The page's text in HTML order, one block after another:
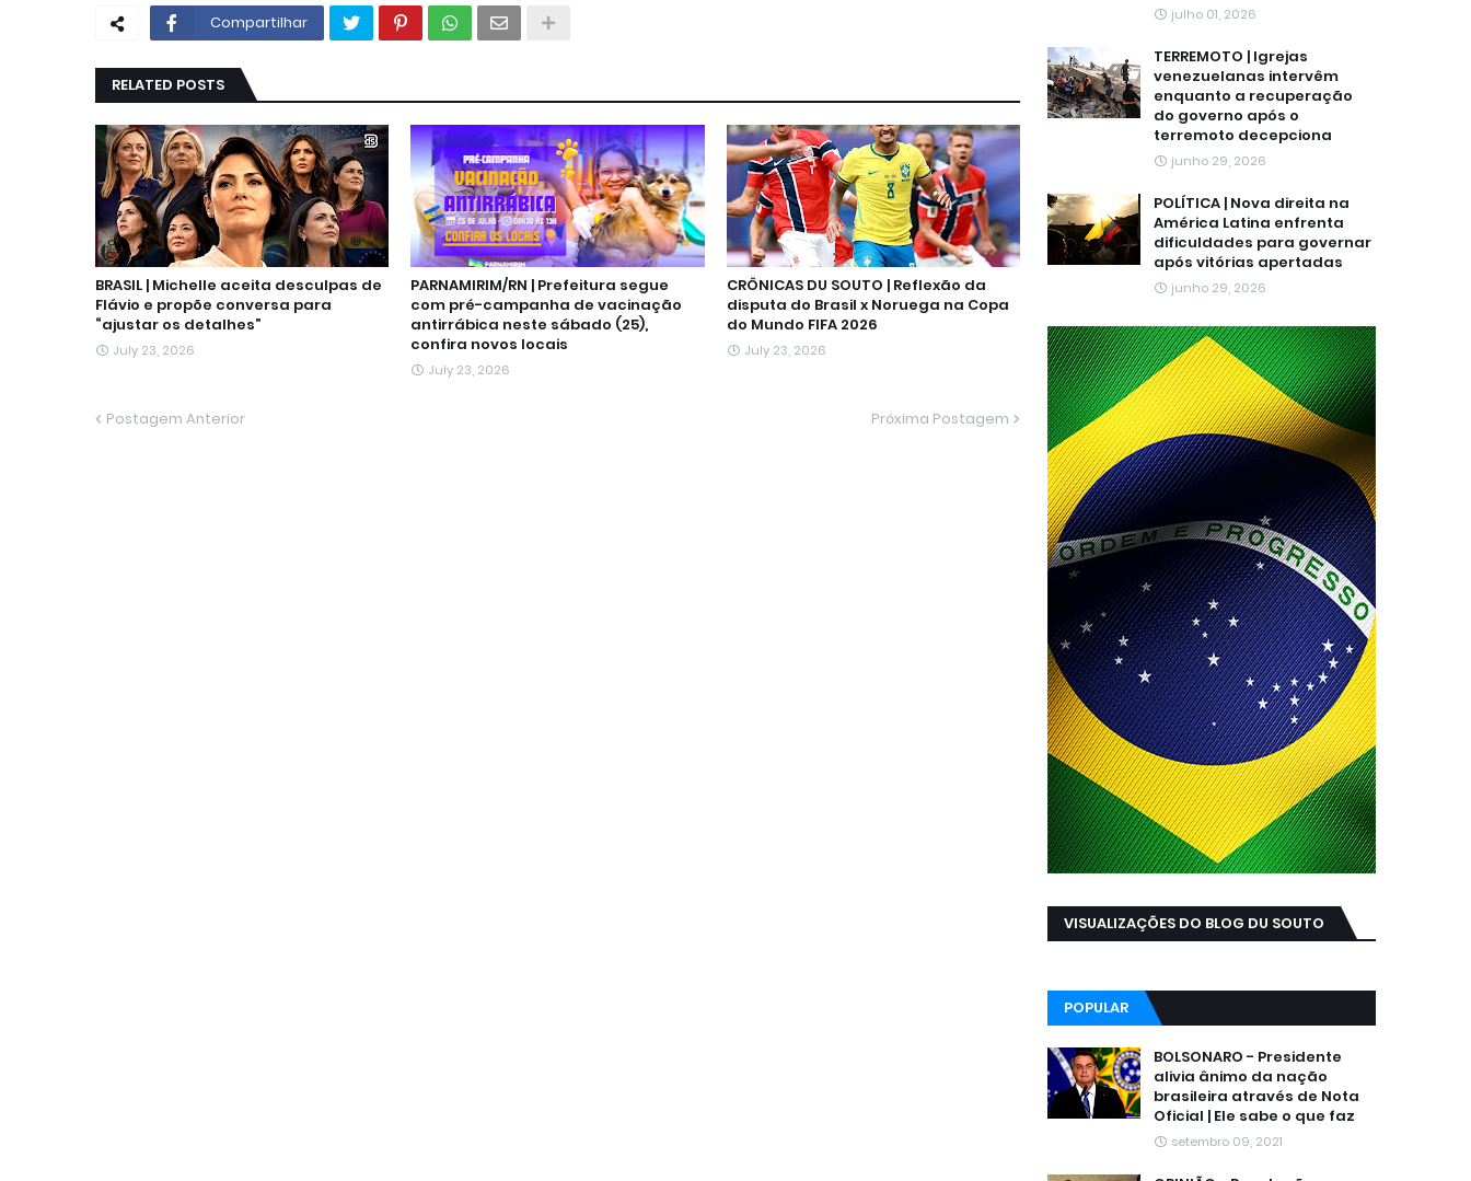
Compartilhar
RELATED POSTS
BRASIL | Michelle aceita desculpas de
Flávio e propõe conversa para
“ajustar os detalhes”
July 23, 2026
PARNAMIRIM/RN | Prefeitura segue
com pré-campanha de vacinação
antirrábica neste sábado (25),
confira novos locais
July 23, 2026
CRÔNICAS DU SOUTO | Reflexão da
disputa do Brasil x Noruega na Copa
do Mundo FIFA 2026
July 23, 2026
Postagem Anterior Próxima Postagem
julho 01, 2026
TERREMOTO | Igrejas
venezuelanas intervêm
enquanto a recuperação
do governo após o
terremoto decepciona
junho 29, 2026
POLÍTICA | Nova direita na
América Latina enfrenta
dificuldades para governar
após vitórias apertadas
junho 29, 2026
VISUALIZAÇÕES DO BLOG DU SOUTO
POPULAR
BOLSONARO - Presidente
alivia ânimo da nação
brasileira através de Nota
Oficial | Ele sabe o que faz
setembro 09, 2021